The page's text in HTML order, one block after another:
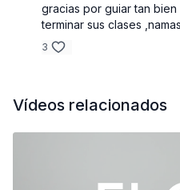
gracias por guiar tan bien
terminar sus clases
3
Vídeos relacionados